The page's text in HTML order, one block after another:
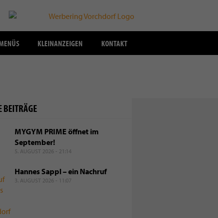
KLEINANZEIGEN KONTAKT
Sappl – ein Nachruf
trauert um langjährigen aktiven Gemeindevertreter und
BEITRÄGE
MYGYM PRIME öffnet im
September!
5. AUGUST 2026 - 21:14
Hannes Sappl – ein Nachruf
3. AUGUST 2026 - 11:07